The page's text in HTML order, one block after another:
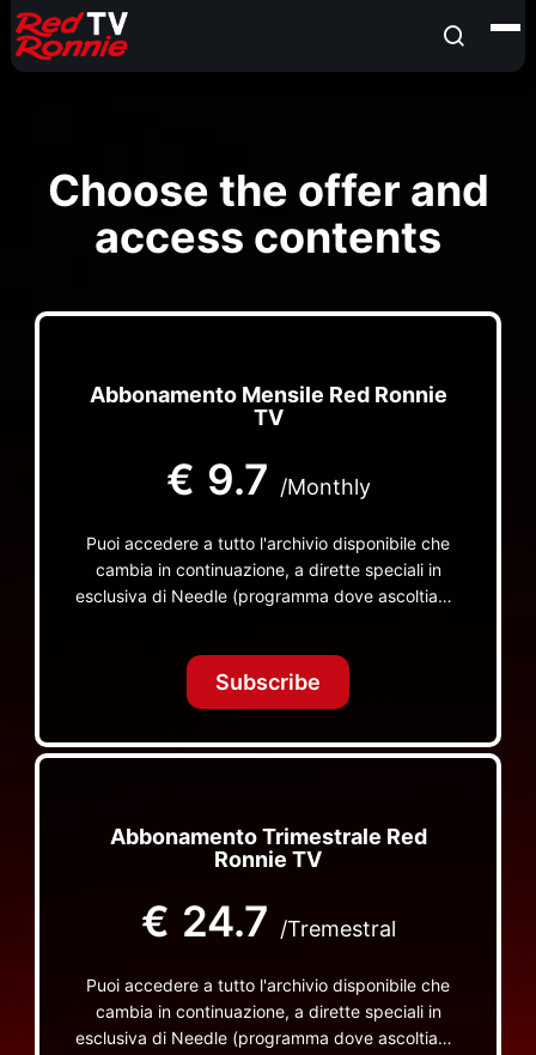
Choose the offer and
access contents
Abbonamento Mensile Red Ronnie
TV
€ 9.7 /Monthly
Puoi accedere a tutto l'archivio disponibile che
cambia in continuazione, a dirette speciali in
esclusiva di Needle (programma dove ascoltiamo
TV non visibili da nessuna altra parte
Subscribe
Abbonamento Trimestrale Red
Ronnie TV
€ 24.7 /Tremestral
Puoi accedere a tutto l'archivio disponibile che
cambia in continuazione, a dirette speciali in
esclusiva di Needle (programma dove ascoltiamo